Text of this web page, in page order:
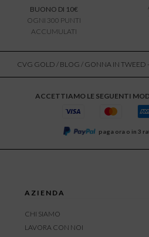
BUONO DI 10€
OGNI 300 PUNTI
ACCUMULATI
CVG GOLD / BLOG / GONNA IN TWEED
ACCETTIAMO LE SEGUENTI
paga ora o in 3
AZIENDA
CHI SIAMO
LAVORA CON NOI